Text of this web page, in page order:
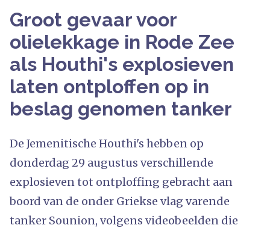
Groot gevaar voor
olielekkage in Rode Zee
als Houthi's explosieven
laten ontploffen op in
beslag genomen tanker
De Jemenitische Houthi's hebben op
donderdag 29 augustus verschillende
explosieven tot ontploffing gebracht aan
boord van de onder Griekse vlag varende
tanker Sounion, volgens videobeelden die